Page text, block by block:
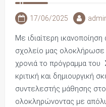
17/06/2025
Με ιδιαίτερη
σχολείο μας ολοκλήρωσε
χρονιά το πρόγραμμα
κριτική και δημιουργική
συντελεστής μάθησης στο
ολοκληρώνοντας με